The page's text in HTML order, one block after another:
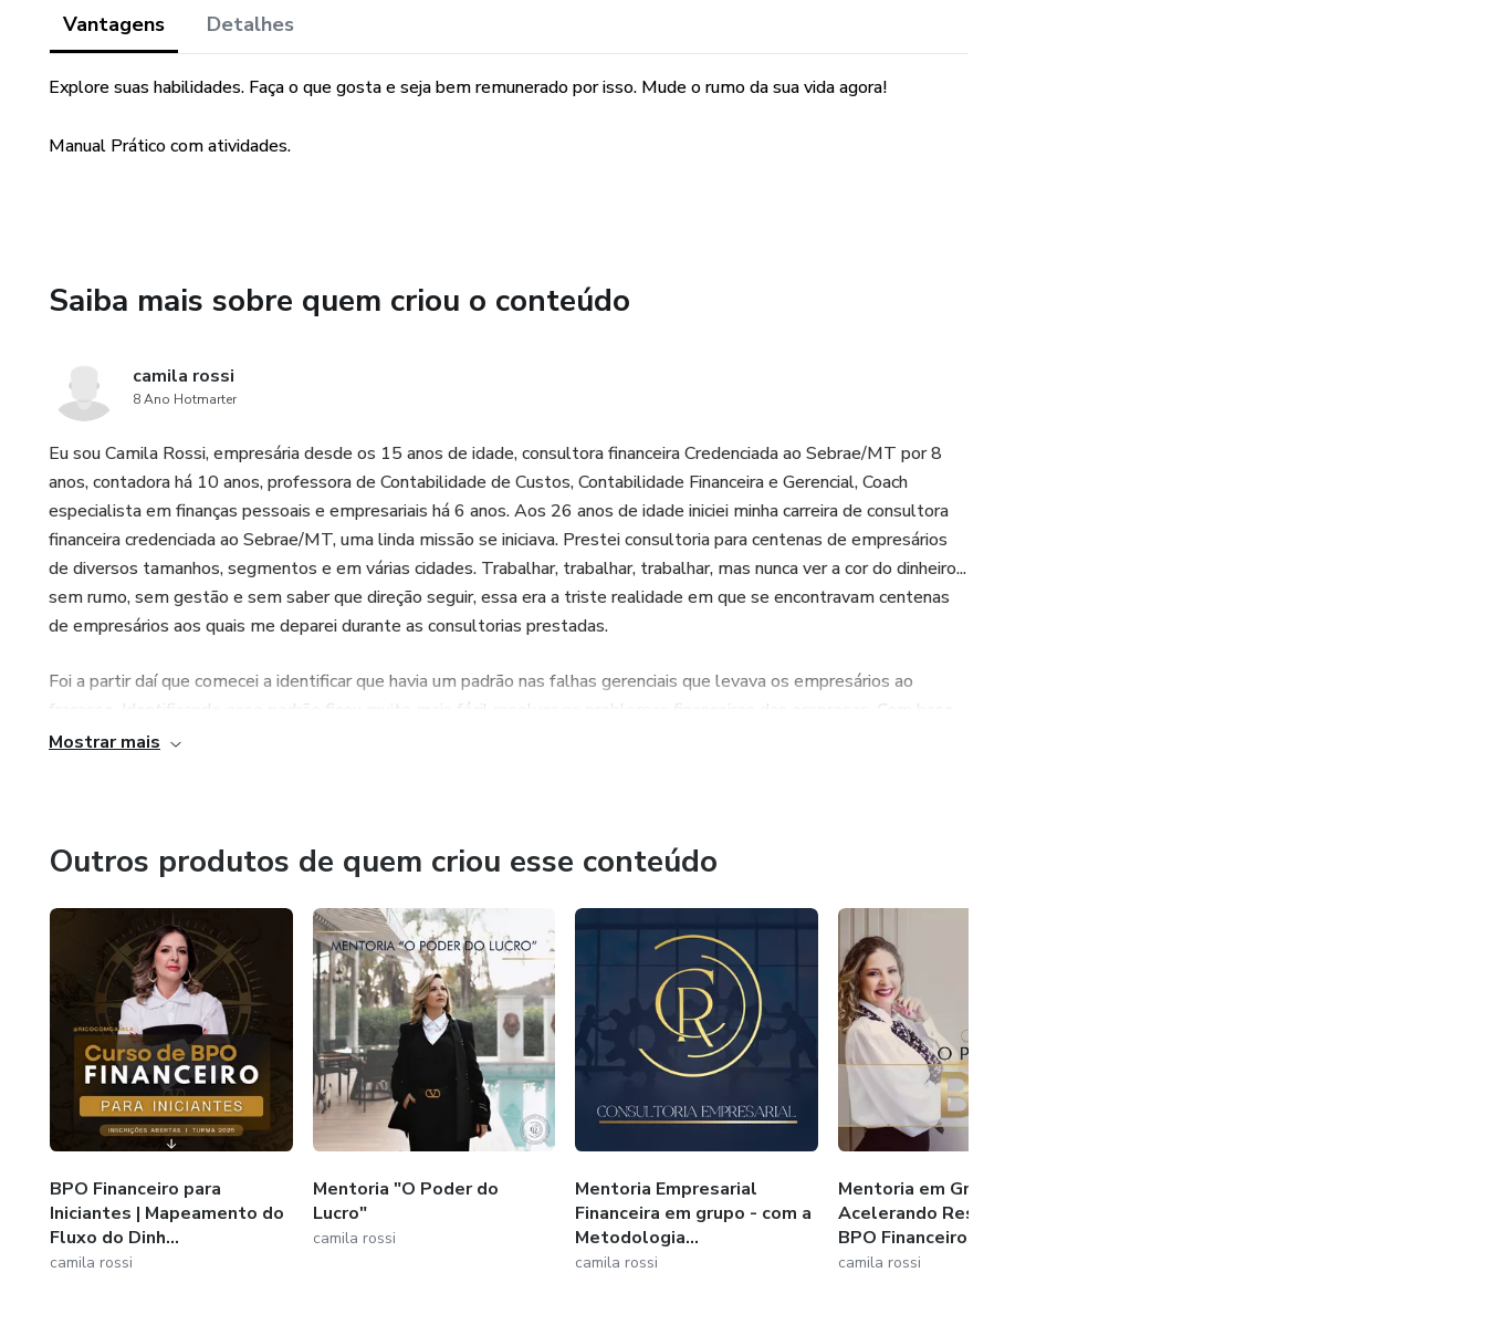
Vantagens Detalhes
Explore suas habilidades. Faça o que gosta e seja bem remunerado por isso. Mude o rumo da sua vida agora!
Manual Prático com atividades.
Saiba mais sobre quem criou o conteúdo
camila rossi
8 Ano Hotmarter
Eu sou Camila Rossi, empresária desde os 15 anos de idade, consultora financeira Credenciada ao Sebrae/MT por 8
anos, contadora há 10 anos, professora de Contabilidade de Custos, Contabilidade Financeira e Gerencial, Coach
especialista em finanças pessoais e empresariais há 6 anos. Aos 26 anos de idade iniciei minha carreira de consultora
financeira credenciada ao Sebrae/MT, uma linda missão se iniciava. Prestei consultoria para centenas de empresários
de diversos tamanhos, segmentos e em várias cidades. Trabalhar, trabalhar, trabalhar, mas nunca ver a cor do dinheiro...
sem rumo, sem gestão e sem saber que direção seguir, essa era a triste realidade em que se encontravam centenas
de empresários aos quais me deparei durante as consultorias prestadas.
Foi a partir daí que comecei a identificar que havia um padrão nas falhas gerenciais que levava os empresários ao
fracasso. Identificando esse padrão ficou muito mais fácil resolver os problemas financeiros das empresas. Com base
nos meus conhecimentos contábeis desenvolvi e testei uma fórmula de sucesso que funcionou perfeitamente nas
E essa é a forma que encontrei para cumprir minha missão de vida: tirar as empresas do vermelho e multiplicar seus
Mostrar mais
Outros produtos de quem criou esse conteúdo
BPO Financeiro para
Iniciantes | Mapeamento do
Fluxo do Dinh...
camila rossi
Mentoria "O Poder do
Lucro"
camila rossi
Mentoria Empresarial
Financeira em grupo - com a
Metodologia...
camila rossi
Mentoria em Grupo |
Acelerando Resultados no
BPO Financeiro
camila rossi